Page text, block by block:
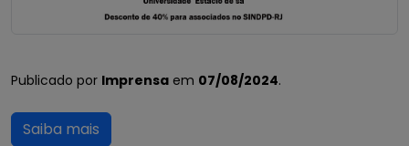
Publicado por Imprensa em 07/08/2024.
Saiba mais